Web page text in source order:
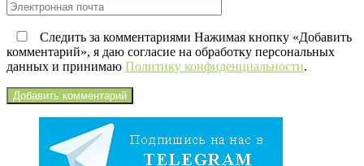
Следить за комментариями Нажимая кнопку «Добавить
комментарий», я даю согласие на обработку персональных
данных и принимаю Политику конфиденциальности.